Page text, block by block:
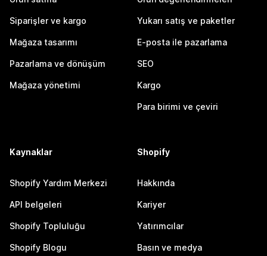
Siparişler ve kargo
Mağaza tasarımı
Pazarlama ve dönüşüm
Mağaza yönetimi
Yukarı satış ve paketler
E-posta ile pazarlama
SEO
Kargo
Para birimi ve çeviri
Kaynaklar
Shopify Yardım Merkezi
API belgeleri
Shopify Topluluğu
Shopify Blogu
Shopify
Hakkında
Kariyer
Yatırımcılar
Basın ve medya